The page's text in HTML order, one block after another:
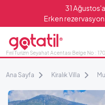
31
Erken rezervasyon
Fırıl Turizm Seyahat Acentası Belge No :
Ana Sayfa Kiralık Villa